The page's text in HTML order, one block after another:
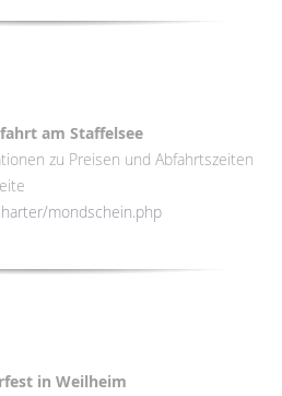
am Staffelsee
zu Preisen und Abfahrtszeiten
mondschein.php
in Weilheim